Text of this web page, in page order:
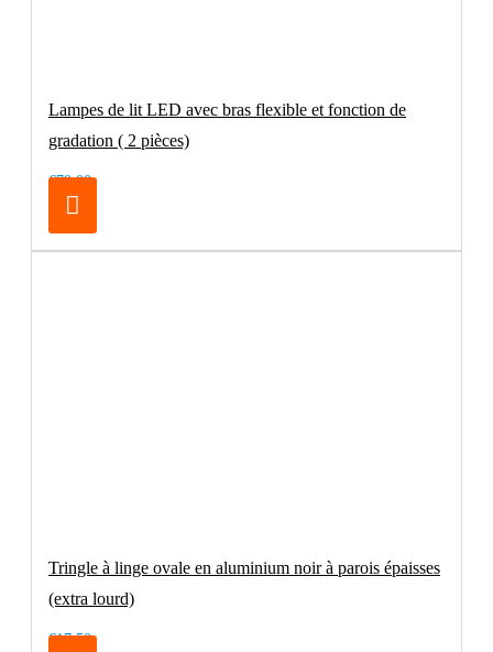
Lampes de lit LED avec bras flexible et fonction de
gradation ( 2 pièces)
€79.00
Tringle à linge ovale en aluminium noir à parois épaisses
(extra lourd)
€17.50